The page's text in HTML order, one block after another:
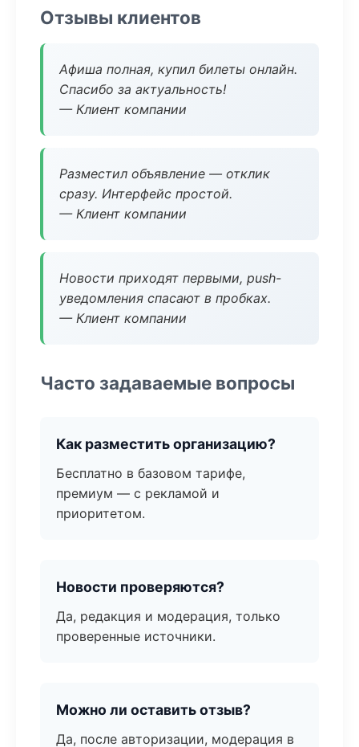
Отзывы клиентов
Афиша полная, купил билеты онлайн.
Спасибо за актуальность!
— Клиент компании
Разместил объявление — отклик
сразу. Интерфейс простой.
— Клиент компании
Новости приходят первыми, push-
уведомления спасают в пробках.
— Клиент компании
Часто задаваемые вопросы
Как разместить организацию?
Бесплатно в базовом тарифе,
премиум — с рекламой и
приоритетом.
Новости проверяются?
Да, редакция и модерация, только
проверенные источники.
Можно ли оставить отзыв?
Да, после авторизации, модерация в